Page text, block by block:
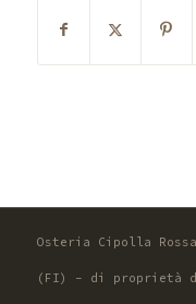
Osteria Cipolla
(FI) - di proprietà di